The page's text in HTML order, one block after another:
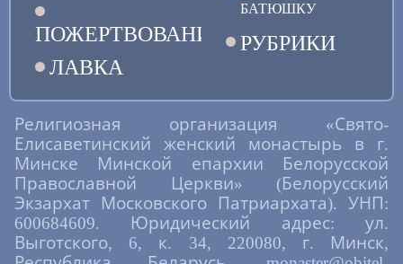
ПОЖЕРТВОВАНИЯ
ЛАВКА
БАТЮШКУ
РУБРИКИ
Религиозная организация «Свято-
Елисаветинский женский монастырь в г.
Минске Минской епархии Белорусской
Православной Церкви» (Белорусский
Экзархат Московского Патриархата). УНП:
600684609. Юридический адрес: ул.
Выготского, 6, к. 34, 220080, г. Минск,